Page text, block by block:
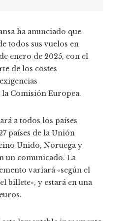
ha anunciado que
todos sus vuelos en
enero de 2025, con el
de los costes
Comisión Europea.
a todos los países
países de la Unión
Unido, Noruega y
un comunicado. La
variará «según el
billete», y estará en una